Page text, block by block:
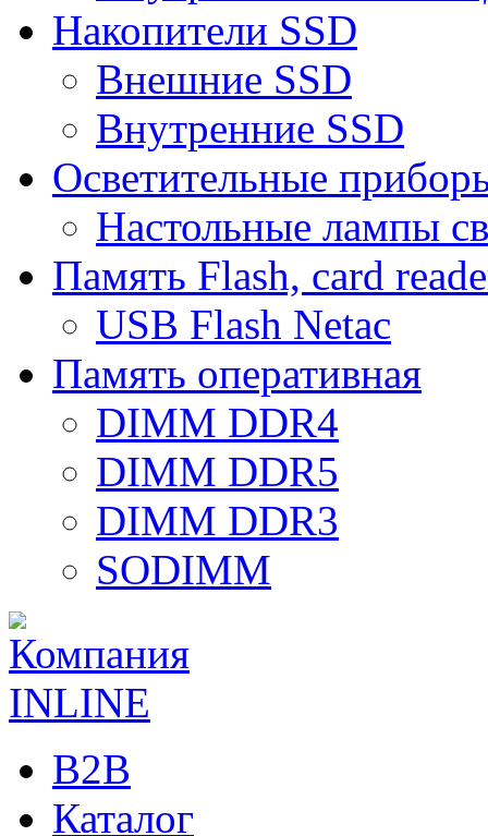
Накопители SSD
Внешние SSD
Внутренние SSD
Осветительные
Настольные лампы
Память Flash, card
USB Flash Netac
Память оперативная
DIMM DDR4
DIMM DDR5
DIMM DDR3
SODIMM
B2B
Каталог